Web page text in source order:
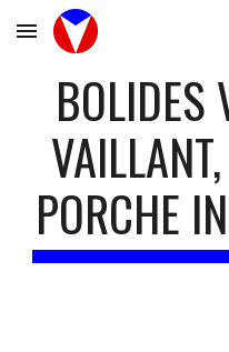
Skip to main content
BOLIDES
PORCHE